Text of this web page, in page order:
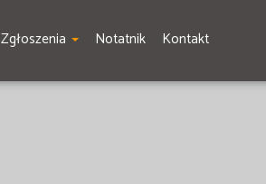
Zgłoszenia Notatnik Kontakt